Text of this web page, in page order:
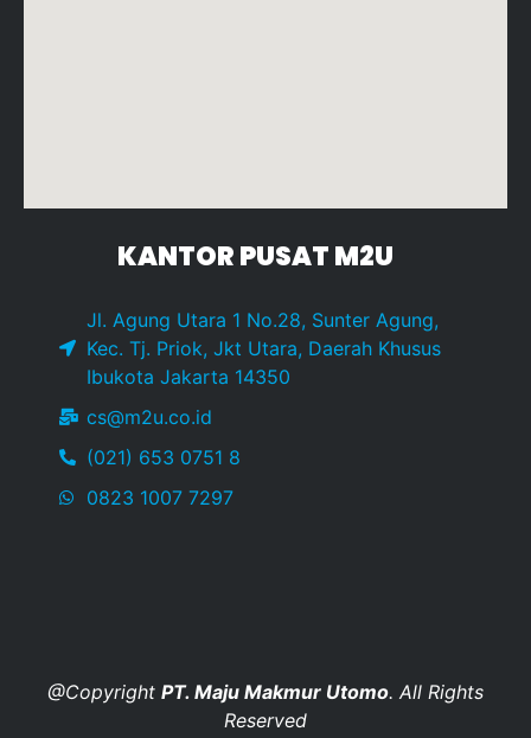
KANTOR PUSAT M2U
Jl. Agung Utara 1 No.28, Sunter Agung,
Kec. Tj. Priok, Jkt Utara, Daerah Khusus
Ibukota Jakarta 14350
cs@m2u.co.id
(021) 653 0751 8
0823 1007 7297
@Copyright PT. Maju Makmur Utomo. All Rights
Reserved